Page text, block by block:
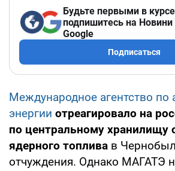
Будьте первыми в
подпишитесь на Новини
Google
Подписаться
Международное агентство по
энергии отреагировало на
по центральному хранилищу
ядерного топлива в
отчуждения. Однако МАГАТЭ